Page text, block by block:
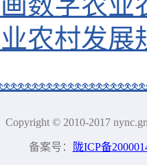
农村发展
Copyright © 2010-2017
备案号： 陇ICP备